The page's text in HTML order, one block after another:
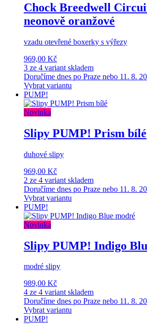
Chock Breedwell
neonově oranžové
vzadu otevřené boxerky s výřezy
969,00 Kč
3 ze 4 variant skladem
Doručíme dnes po Praze nebo 11. 8.
Vybrat variantu
PUMP!
Novinka
Slipy PUMP! Prism bílé
duhové slipy
969,00 Kč
2 ze 4 variant skladem
Doručíme dnes po Praze nebo 11. 8.
Vybrat variantu
PUMP!
Novinka
Slipy PUMP! Indigo
modré slipy
989,00 Kč
4 ze 4 variant skladem
Doručíme dnes po Praze nebo 11. 8.
Vybrat variantu
PUMP!